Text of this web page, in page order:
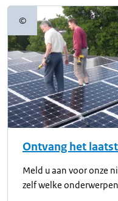
©Copyrightinformatie
Ontvang het
Meld u aan voor onze
zelf welke